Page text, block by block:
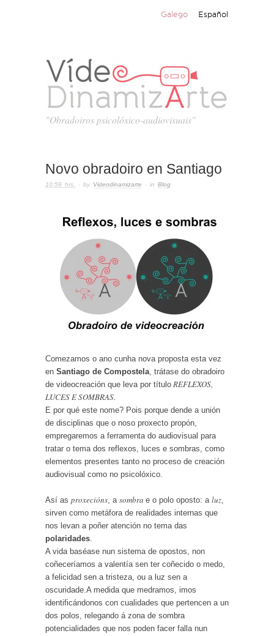
Galego Español
"Obradoiros psicolóxico-audiovisuais"
Novo obradoiro en Santiago
10:59 hrs. · by Videodinamizarte · in Blog
Comezamos o ano cunha nova proposta esta vez
en Santiago de Compostela, trátase do obradoiro
de videocreación que leva por título REFLEXOS,
LUCES E SOMBRAS.
E por qué este nome? Pois porque dende a unión
de disciplinas que o noso proxecto propón,
empregaremos a ferramenta do audiovisual para
tratar o tema dos reflexos, luces e sombras, como
elementos presentes tanto no proceso de creación
audiovisual como no psicolóxico.
Así as proxecións, a sombra e o polo oposto: a luz,
sirven como metáfora de realidades internas que
nos levan a poñer atención no tema das
polaridades.
A vida baséase nun sistema de opostos, non
coñeceríamos a valentía sen ter coñecido o medo,
a felicidad sen a tristeza, ou a luz sen a
oscuridade.A medida que medramos, imos
identificándonos con cualidades que pertencen a un
dos polos, relegando á zona de sombra
potencialidades que nos poden facer falla nun